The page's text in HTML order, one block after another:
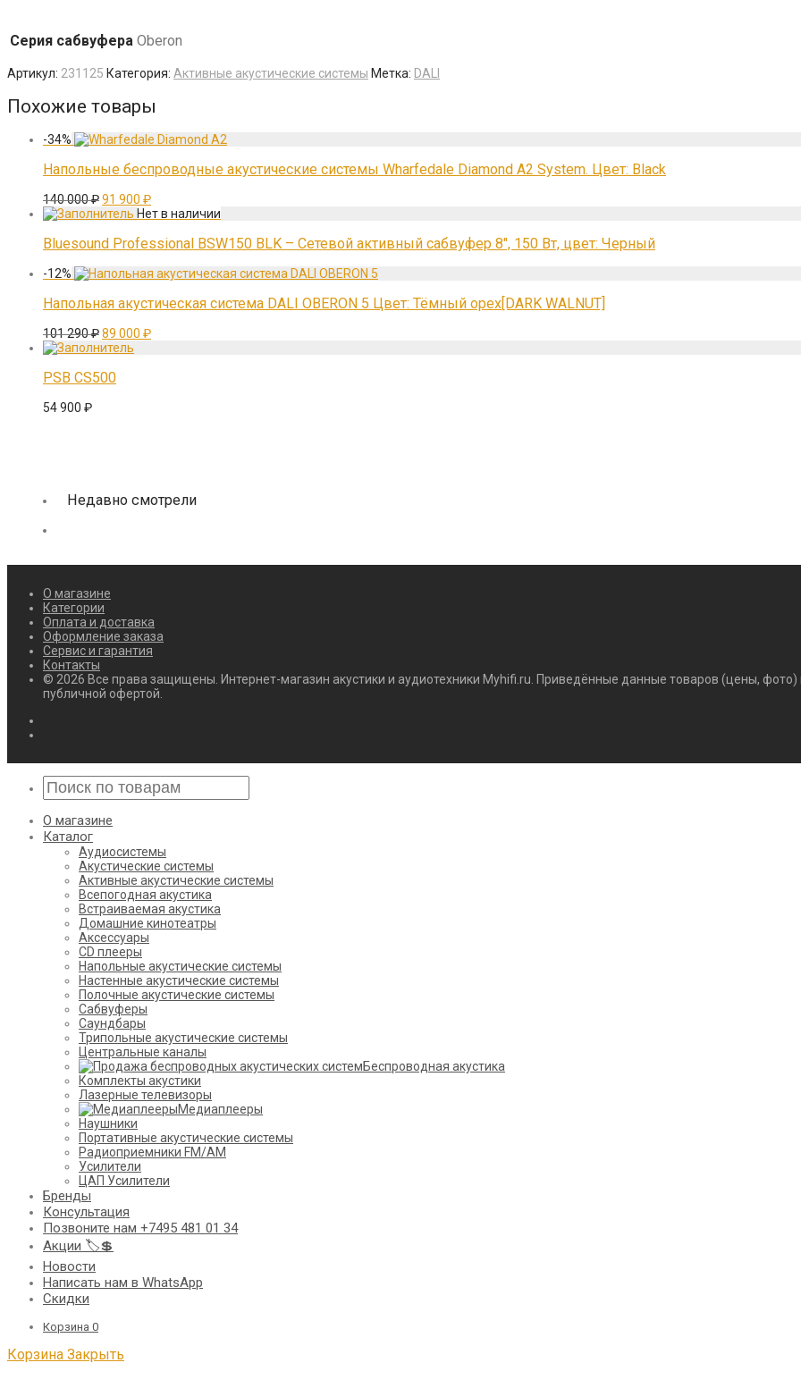
Серия сабвуфера Oberon
Артикул: 231125 Категория: Активные акустические системы Метка: DALI
Похожие товары
-34%
Напольные беспроводные акустические системы Wharfedale Diamond A2 System. Цвет: Black
140 000₽Первоначальная
цена
140
91 900 ₽Текущая
цена:
900 ₽.
Bluesound Professional BSW150 BLK – Сетевой активный сабвуфер 8″, 150 Вт, цвет: Черный
-12%
Напольная акустическая система DALI OBERON 5 Цвет: Тёмный орех[DARK WALNUT]
101 290₽Первоначальная
цена
101
89 000 ₽Текущая
PSB CS500
54 900 ₽
Недавно смотрели
О магазине
Категории
Оплата и доставка
Оформление заказа
Сервис и гарантия
Контакты
© 2026 Все права защищены. Интернет-магазин акустики и аудиотехники Myhifi.ru. Приведённые данные товаров (цены,
публичной офертой.
О магазине
Каталог
Аудиосистемы
Акустические системы
Активные акустические системы
Всепогодная акустика
Встраиваемая акустика
Домашние кинотеатры
Аксессуары
CD плееры
Напольные акустические системы
Настенные акустические системы
Полочные акустические системы
Сабвуферы
Саундбары
Трипольные акустические системы
Центральные каналы
Беспроводная акустика
Комплекты акустики
Лазерные телевизоры
Медиаплееры
Наушники
Портативные акустические системы
Радиоприемники FM/AM
Усилители
ЦАП Усилители
Бренды
Консультация
Позвоните нам +7495 481 01 34
Акции 🏷️💲
Новости
Написать нам в WhatsApp
Скидки
Корзина 0
Корзина Закрыть